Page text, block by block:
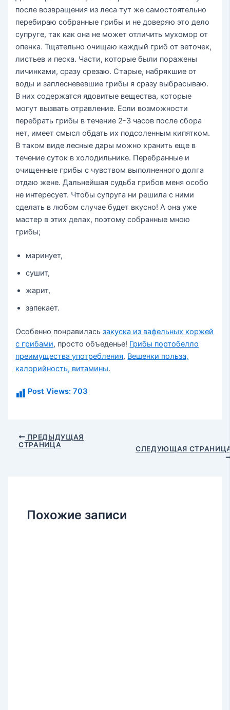
после возвращения из леса тут же самостоятельно
перебираю собранные грибы и не доверяю это дело
супруге, так как она не может отличить мухомор от
опенка. Тщательно очищаю каждый гриб от веточек,
листьев и песка. Части, которые были поражены
личинками, сразу срезаю. Старые, набрякшие от
воды и заплесневевшие грибы я сразу выбрасываю.
В них содержатся ядовитые вещества, которые
могут вызвать отравление. Если возможности
перебрать грибы в течение 2-3 часов после сбора
нет, имеет смысл обдать их подсоленным кипятком.
В таком виде лесные дары можно хранить еще в
течение суток в холодильнике. Перебранные и
очищенные грибы с чувством выполненного долга
отдаю жене. Дальнейшая судьба грибов меня особо
не интересует. Чтобы супруга ни решила с ними
сделать в любом случае будет вкусно! А она уже
мастер в этих делах, поэтому собранные мною
грибы;
маринует,
сушит,
жарит,
запекает.
Особенно понравиласьзакуска из вафельных коржей
с грибами, просто объеденье! Грибы портобелло
преимущества употребления, Вешенки польза,
калорийность, витамины.
Post Views: 703
Навигация
ПРЕДЫДУЩАЯ
СТРАНИЦА
СЛЕДУЮЩАЯ
Похожие записи